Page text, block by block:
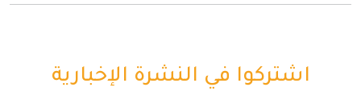
اشتركوا في النشرة الإخبارية